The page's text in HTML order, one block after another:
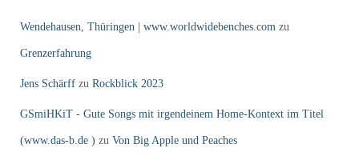
Wendehausen, Thüringen | www.worldwidebenches.com zu
Grenzerfahrung
Jens Schärff zu Rockblick 2023
GSmiHKiT - Gute Songs mit irgendeinem Home-Kontext im Titel
(www.das-b.de ) zu Von Big Apple und Peaches